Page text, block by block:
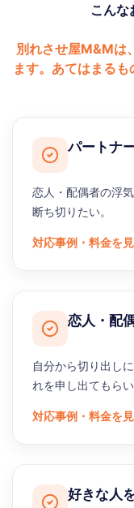
こんな
別れさせ屋M&Mは
ます。あてはまる
パートナ
恋人・配偶者の浮
断ち切りたい。
対応事例・料金を見
恋人・配
自分から切り出し
れを申し出てもらい
対応事例・料金を見
好きな人